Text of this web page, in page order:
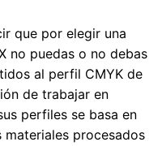
que por elegir una
no puedas o no debas
al perfil CMYK de
de trabajar en
perfiles se basa en
procesados